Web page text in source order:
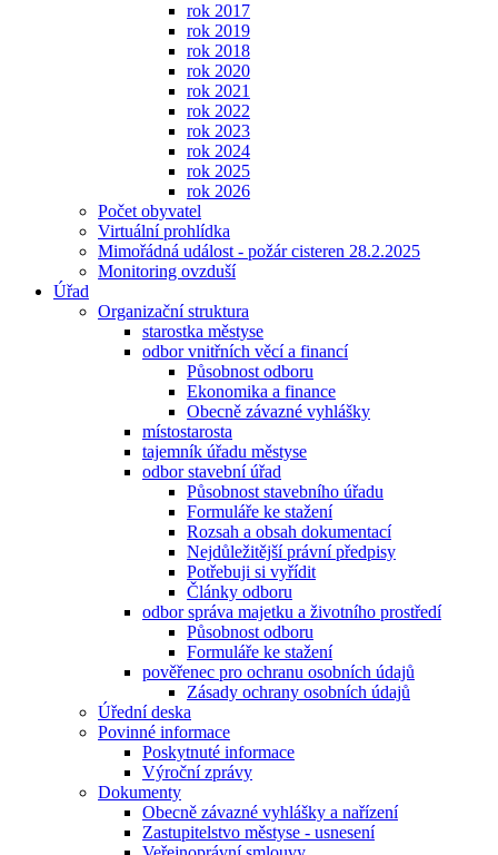
rok 2017
rok 2019
rok 2018
rok 2020
rok 2021
rok 2022
rok 2023
rok 2024
rok 2025
rok 2026
Počet obyvatel
Virtuální prohlídka
Mimořádná událost - požár cisteren 28.2.2025
Monitoring ovzduší
Úřad
Organizační struktura
starostka městyse
odbor vnitřních věcí a financí
Působnost odboru
Ekonomika a finance
Obecně závazné vyhlášky
místostarosta
tajemník úřadu městyse
odbor stavební úřad
Působnost stavebního úřadu
Formuláře ke stažení
Rozsah a obsah dokumentací
Nejdůležitější právní předpisy
Potřebuji si vyřídit
Články odboru
odbor správa majetku a životního prostředí
Působnost odboru
Formuláře ke stažení
pověřenec pro ochranu osobních údajů
Zásady ochrany osobních údajů
Úřední deska
Povinné informace
Poskytnuté informace
Výroční zprávy
Dokumenty
Obecně závazné vyhlášky a nařízení
Zastupitelstvo městyse - usnesení